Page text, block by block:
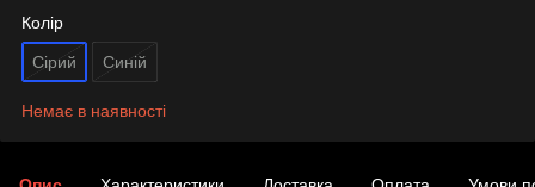
Колір
Сірий Cиній
Немає в наявності